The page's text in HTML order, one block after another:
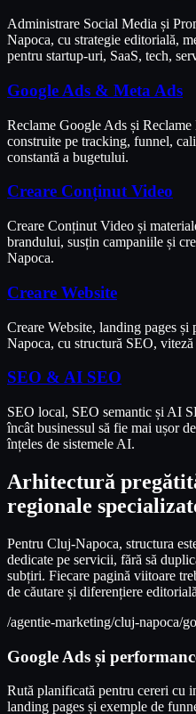
Administrare Social Media și
Napoca, cu strategie editorială,
pentru startup-uri, SaaS, tech,
Google Ads & Meta Ads
Reclame Google Ads și
construite pe tracking, funnel,
constantă a bugetului.
Creare Conținut Video
Creare Conținut Video și
brandului, susțin campaniile și
Napoca.
Creare Website
Creare Website, landing pages
Napoca, cu structură SEO,
SEO & AI SEO
SEO local, SEO semantic și AI
încât businessul să fie mai ușor
înțeles de sistemele AI.
Arhitectură
regionale
Pentru Cluj-Napoca, structura
dedicate pe servicii, fără să
subțiri. Fiecare pagină viitoare
de căutare și diferențiere
/agentie-marketing/cluj-napoca/
Google Ads și
Rută planificată pentru cereri cu
landing pages și exemple de